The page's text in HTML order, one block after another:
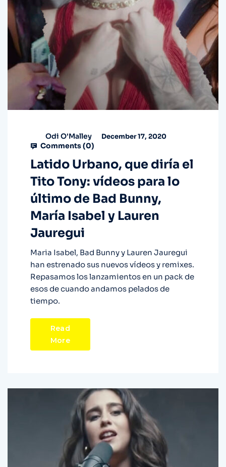
Odi O'Malley December 17, 2020
Comments (0)
Latido Urbano, que diría el
Tito Tony: vídeos para lo
último de Bad Bunny,
María Isabel y Lauren
Jauregui
Maria Isabel, Bad Bunny y Lauren Jauregui
han estrenado sus nuevos vídeos y remixes.
Repasamos los lanzamientos en un pack de
esos de cuando andamos pelados de
tiempo.
Read
More